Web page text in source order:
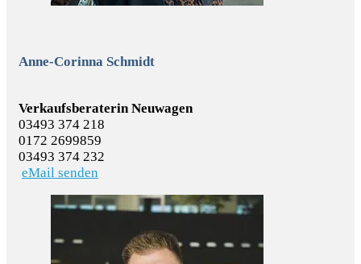
Anne-Corinna Schmidt
Verkaufsberaterin Neuwagen
03493 374 218
0172 2699859
03493 374 232
eMail senden